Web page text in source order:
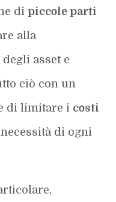
di piccole parti
alla
degli asset e
ciò con un
di limitare i costi
di ogni